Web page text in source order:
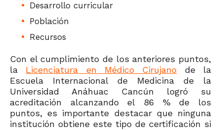
Desarrollo curricular
Población
Recursos
Con el cumplimiento de los anteriores puntos,
la Licenciatura en Médico Cirujano de la
Escuela Internacional de Medicina de la
Universidad Anáhuac Cancún logró su
acreditación alcanzando el 86 % de los
puntos, es importante destacar que ninguna
institución obtiene este tipo de certificación si